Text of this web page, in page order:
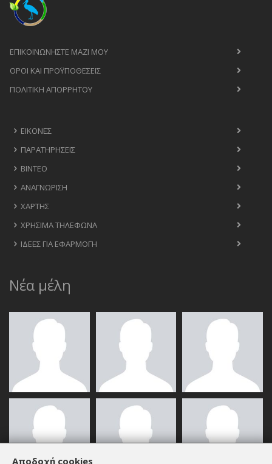
ΕΠΙΚΟΙΝΩΝΉΣΤΕ ΜΑΖΊ ΜΟΥ
ΟΡΟΙ ΚΑΙ ΠΡΟΫΠΟΘΈΣΕΙΣ
ΠΟΛΙΤΙΚΉ ΑΠΟΡΡΉΤΟΥ
ΕΙΚΌΝΕΣ
ΠΑΡΑΤΗΡΉΣΕΙΣ
ΒΊΝΤΕΟ
ΑΝΑΓΝΏΡΙΣΗ
ΧΆΡΤΗΣ
ΧΡΉΣΙΜΑ ΤΗΛΈΦΩΝΑ
ΙΔΈΕΣ ΓΙΑ ΕΦΑΡΜΟΓΉ
Νέα μέλη
Αποδοχή cookies